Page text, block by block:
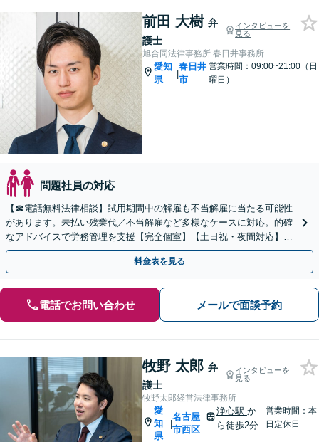
前田 大樹 弁
護士
インタビューを
見る
旭合同法律事務所 春日井事務所
愛知
県
|
春日井
市
営業時間：09:00~21:00（日
曜日）
問題社員の対応
【☎︎電話無料法律相談】試用期間中の解雇も不当解雇に当たる可能性
があります。未払い残業代／不当解雇など多様なケースに対応。的確
なアドバイスで労務管理を支援【完全個室】【土日祝・夜間対応】
【オンライン面談可】
料金表を見る
電話でお問い合わせ メールで面談予約
牧野 太郎 弁
護士
インタビューを
見る
牧野太郎経営法律事務所
愛
知
県
|
名古屋
市西区
浄心駅 か
ら徒歩2分
営業時間：本
日定休日